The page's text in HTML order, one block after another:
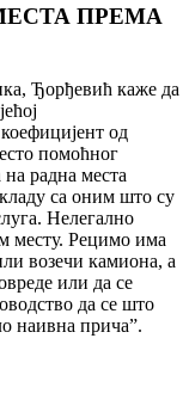
ПРЕМА
Ђорђевић каже да
од
помоћног
радна места
са оним што су
Нелегално
месту. Рецимо има
возечи камиона, а
или да се
да се што
наивна прича”.